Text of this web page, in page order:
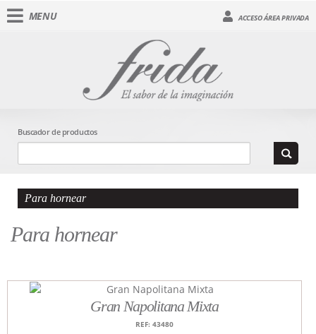
MENU ACCESO ÁREA PRIVADA
Buscador de productos
Para hornear
Para hornear
Gran Napolitana Mixta
REF: 43480